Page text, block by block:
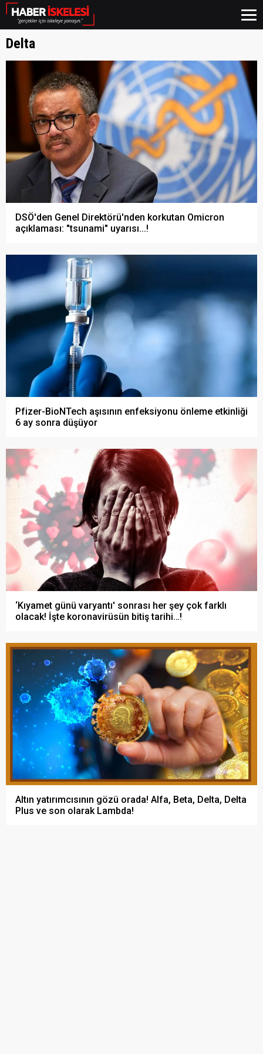
Delta
DSÖ'den Genel Direktörü'nden korkutan Omicron
açıklaması: "tsunami" uyarısı...!
Pfizer-BioNTech aşısının enfeksiyonu önleme etkinliği
6 ay sonra düşüyor
‘Kıyamet günü varyantı' sonrası her şey çok farklı
olacak! İşte koronavirüsün bitiş tarihi…!
Altın yatırımcısının gözü orada! Alfa, Beta, Delta, Delta
Plus ve son olarak Lambda!